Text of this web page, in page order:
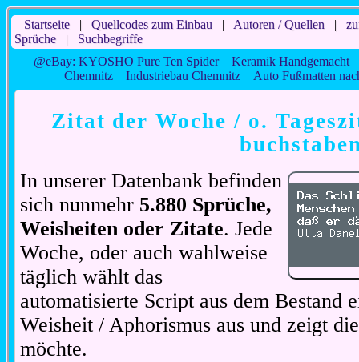
Startseite| Quellcodes zum Einbau | Autoren / Quellen |
Sprüche| Suchbegriffe
@eBay: KYOSHO Pure Ten Spider
Keramik Handgemacht
Chemnitz
Industriebau Chemnitz Auto Fußmatten
Zitat der Woche / o.
In unserer Datenbank befinden
sich nunmehr 5.880 Sprüche,
Weisheiten oder Zitate. Jede
Woche, oder auch wahlweise
täglich wählt das
automatisierte Script aus dem Bestand
Weisheit / Aphorismus aus und zeigt
möchte.